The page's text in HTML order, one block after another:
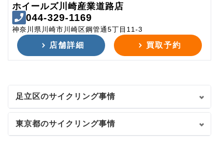
ホイールズ川崎産業道路店
044-329-1169
神奈川県川崎市川崎区鋼管通5丁目11-3
店舗詳細 買取予約
足立区のサイクリング事情
東京都のサイクリング事情